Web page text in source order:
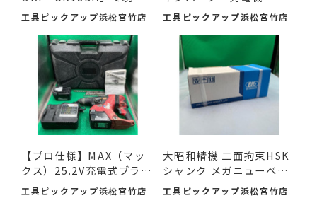
の作...
工具ピックアップ浜松宮竹店
荷し...
工具ピックアップ浜松宮竹店
【プロ仕様】MAX（マッ
クス）25.2V充電式ブラシ
レ...
工具ピックアップ浜松宮竹店
大昭和精機 二面拘束HSK
シャンク メガニューベビ
ー...
工具ピックアップ浜松宮竹店